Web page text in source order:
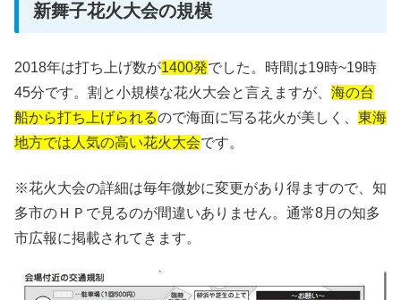
新舞子花火大会の規模
2018年は打ち上げ数が1400発でした。時間は19時~19時
45分です。割と小規模な花火大会と言えますが、 海の台
船から打ち上げられるので海面に写る花火が美しく、 東海
地方では人気の高い花火大会です。
※花火大会の詳細は毎年微妙に変更があり得ますので、知
多市のＨＰで見るのが間違いありません。通常8月の知多
市広報に掲載されてきます。